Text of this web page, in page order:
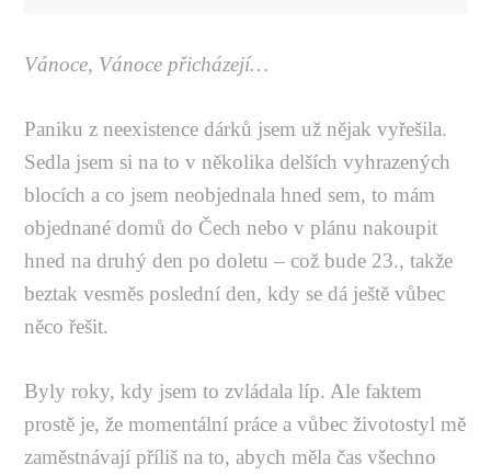
Vánoce, Vánoce přicházejí…
Paniku z neexistence dárků jsem už nějak vyřešila.
Sedla jsem si na to v několika delších vyhrazených
blocích a co jsem neobjednala hned sem, to mám
objednané domů do Čech nebo v plánu nakoupit
hned na druhý den po doletu – což bude 23., takže
beztak vesměs poslední den, kdy se dá ještě vůbec
něco řešit.
Byly roky, kdy jsem to zvládala líp. Ale faktem
prostě je, že momentální práce a vůbec životostyl mě
zaměstnávají příliš na to, abych měla čas všechno